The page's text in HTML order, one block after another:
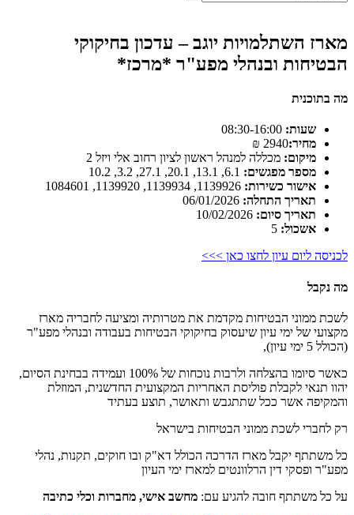
מארז השתלמויות יוגב – עדכון בחיקוקי
הבטיחות ובנהלי מפע"ר *מרכז*
מה בתוכנית
שעות:
מחיר:2940 ₪
מיקום: מכללה למנהל ראשון לציון רחוב אלי ויזל 2
מספר מפגשים:
אישור כשירות:
תאריך התחלה:
תאריך סיום:
אשכול:
לכניסה ליום עיון לחצו כאן >>>
מה נקבל
לשכת ממוני הבטיחות מקדמת את מטרותיה ומציעה לחבריה מארז
מקצועי של ימי עיון שיעסוק בחיקוקי הבטיחות בעבודה ובנהלי מפע"ר
(הכולל 5 ימי עיון),
כאשר סיומו בהצלחה ולרבות נוכחות של 100% ועמידה בבחינת הסיום,
יהוו תנאי לקבלת פוליסת האחריות המקצועית החדשנית, המוזלת
והמקיפה אשר ככל שתתגבש ותאושר, תוצע בעתיד
רק לחברי לשכת ממוני הבטיחות בישראל
כל משתתף יקבל מארז הדרכה הכולל דא"ק ובו חוקים, תקנות, נהלי
מפע"ר ופסקי דין הרלוונטים למארז ימי העיון
על כל משתתף חובה להגיע עם: מחשב אישי, מחברות וכלי כתיבה